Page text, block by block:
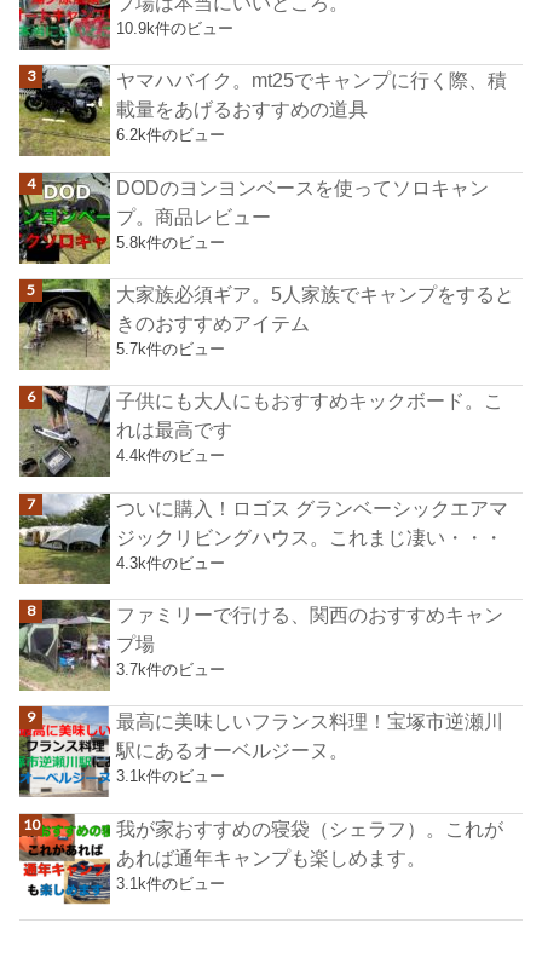
10.9k件のビュー
ヤマハバイク。mt25でキャンプに行く際、積
載量をあげるおすすめの道具
6.2k件のビュー
DODのヨンヨンベースを使ってソロキャン
プ。商品レビュー
5.8k件のビュー
大家族必須ギア。5人家族でキャンプをすると
きのおすすめアイテム
5.7k件のビュー
子供にも大人にもおすすめキックボード。こ
れは最高です
4.4k件のビュー
ついに購入！ロゴス グランベーシックエアマ
ジックリビングハウス。これまじ凄い・・・
4.3k件のビュー
ファミリーで行ける、関西のおすすめキャン
プ場
3.7k件のビュー
最高に美味しいフランス料理！宝塚市逆瀬川
駅にあるオーベルジーヌ。
3.1k件のビュー
我が家おすすめの寝袋（シェラフ）。これが
あれば通年キャンプも楽しめます。
3.1k件のビュー